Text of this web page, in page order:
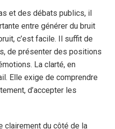
et des débats publics, il
entre générer du bruit
c’est facile. Il suffit de
de présenter des positions
La clarté, en
Elle exige de comprendre
d’accepter les
clairement du côté de la